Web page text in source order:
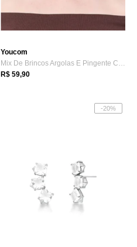
Youcom
Mix De Brincos Argolas E Pingente Coração
R$ 59,90
-20%